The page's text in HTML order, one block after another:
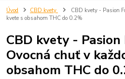
Úvod CBD kvety
CBD kvety - Pasion
kvete s obsahom THC do 0.2%
CBD kvety -
Ovocná chuť v
obsahom THC do